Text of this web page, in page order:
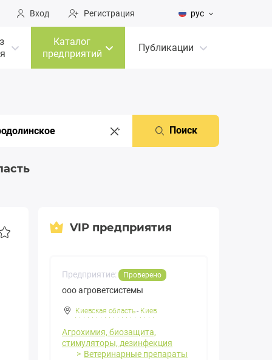
Вход Регистрация рус
Каталог
предприятий
Публикации
Поиск
VIP предприятия
Предприятие: Проверено
ооо агроветсистемы
Киевская область- Киев
Агрохимия, биозащита,
стимуляторы, дезинфекция
Ветеринарные препараты